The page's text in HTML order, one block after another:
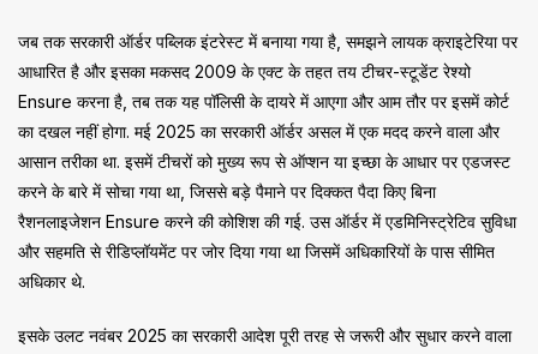
जब तक सरकारी ऑर्डर पब्लिक इंटरेस्ट में बनाया गया है, समझने लायक क्राइटेरिया पर
आधारित है और इसका मकसद 2009 के एक्ट के तहत तय टीचर-स्टूडेंट रेश्यो
Ensure करना है, तब तक यह पॉलिसी के दायरे में आएगा और आम तौर पर इसमें कोर्ट
का दखल नहीं होगा. मई 2025 का सरकारी ऑर्डर असल में एक मदद करने वाला और
आसान तरीका था. इसमें टीचरों को मुख्य रूप से ऑप्शन या इच्छा के आधार पर एडजस्ट
करने के बारे में सोचा गया था, जिससे बड़े पैमाने पर दिक्कत पैदा किए बिना
रैशनलाइजेशन Ensure करने की कोशिश की गई. उस ऑर्डर में एडमिनिस्ट्रेटिव सुविधा
और सहमति से रीडिप्लॉयमेंट पर जोर दिया गया था जिसमें अधिकारियों के पास सीमित
अधिकार थे.
इसके उलट नवंबर 2025 का सरकारी आदेश पूरी तरह से जरूरी और सुधार करने वाला